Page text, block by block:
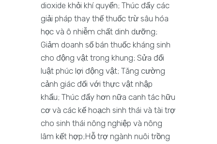
dioxide khỏi khí quyển; Thúc đẩy các
giải pháp thay thế thuốc trừ sâu hóa
học và ô nhiễm chất dinh dưỡng;
Giảm doanh số bán thuốc kháng sinh
cho động vật trong khung; Sửa đổi
luật phúc lợi động vật; Tăng cường
cảnh giác đối với thực vật nhập
khẩu; Thúc đẩy hơn nữa canh tác hữu
cơ và các kế hoạch sinh thái và tài trợ
cho sinh thái nông nghiệp và nông
lâm kết hợp;Hỗ trợ ngành nuôi trồng